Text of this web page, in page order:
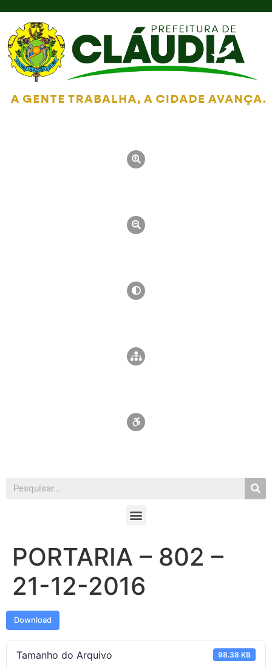
PORTARIA – 802 –
21-12-2016
Download
Tamanho do Arquivo 98.38 KB